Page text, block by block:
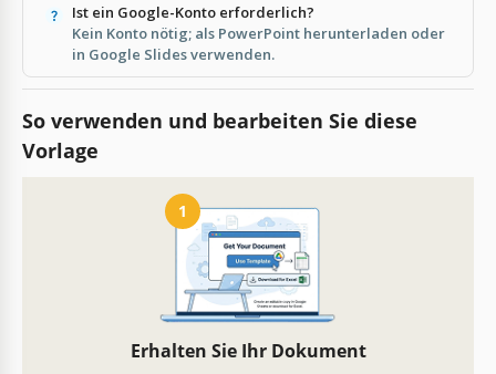
Ist ein Google-Konto erforderlich?
Kein Konto nötig; als PowerPoint herunterladen oder
in Google Slides verwenden.
So verwenden und bearbeiten Sie diese
Vorlage
1
Erhalten Sie Ihr Dokument